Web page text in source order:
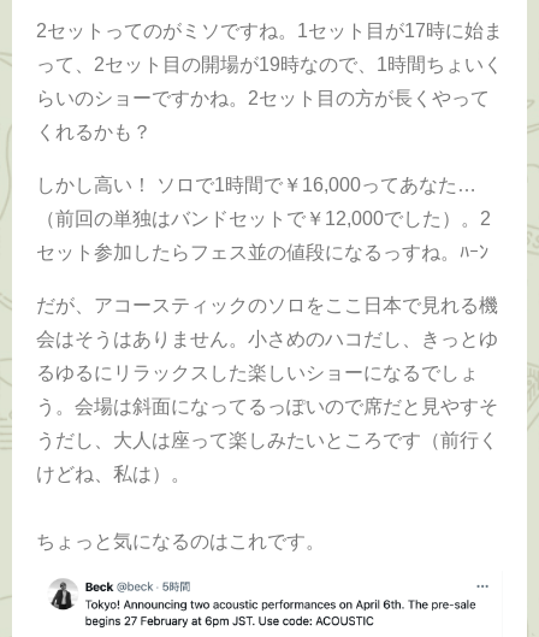
2セットってのがミソですね。1セット目が17時に始ま
って、2セット目の開場が19時なので、1時間ちょいく
らいのショーですかね。2セット目の方が長くやって
くれるかも？
しかし高い！ ソロで1時間で￥16,000ってあなた…
（前回の単独はバンドセットで￥12,000でした）。2
セット参加したらフェス並の値段になるっすね。ﾊｰﾝ
だが、アコースティックのソロをここ日本で見れる機
会はそうはありません。小さめのハコだし、きっとゆ
るゆるにリラックスした楽しいショーになるでしょ
う。会場は斜面になってるっぽいので席だと見やすそ
うだし、大人は座って楽しみたいところです（前行く
けどね、私は）。
ちょっと気になるのはこれです。